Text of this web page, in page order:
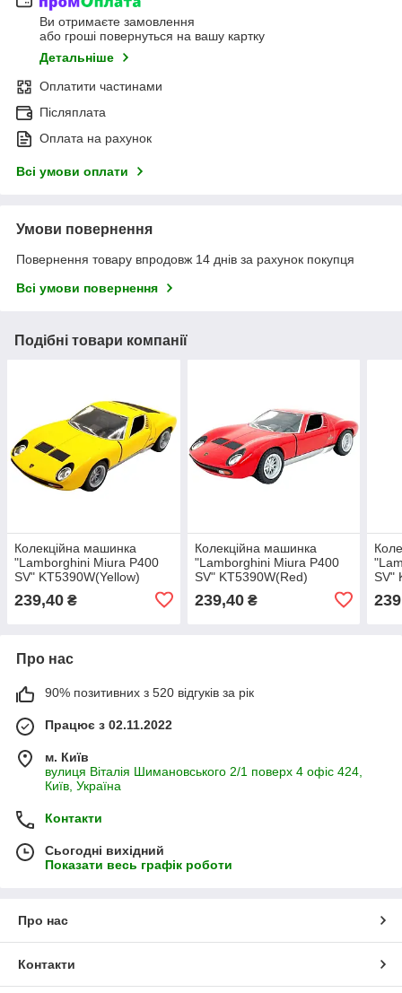
Ви отримаєте замовлення
або гроші повернуться на вашу картку
Детальніше
Оплатити частинами
Післяплата
Оплата на рахунок
Всі умови оплати
Умови повернення
Повернення товару впродовж 14 днів за рахунок покупця
Всі умови повернення
Подібні товари компанії
Колекційна машинка
"Lamborghini Miura P400
SV" KT5390W(Yellow)
239,40 ₴
Колекційна машинка
"Lamborghini Miura P400
SV" KT5390W(Red)
239,40₴
SV"
Про нас
90% позитивних з 520 відгуків за рік
Працює з 02.11.2022
м. Київ
вулиця Віталія Шимановського 2/1 поверх 4 офіс 424,
Київ, Україна
Контакти
Сьогодні вихідний
Показати весь графік роботи
Про нас
Контакти